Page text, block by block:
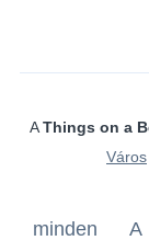
AThings on a
Város
minden A